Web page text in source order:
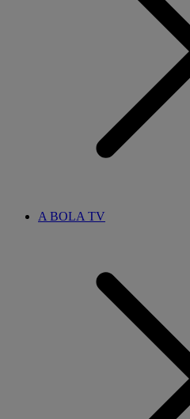
A BOLA TV